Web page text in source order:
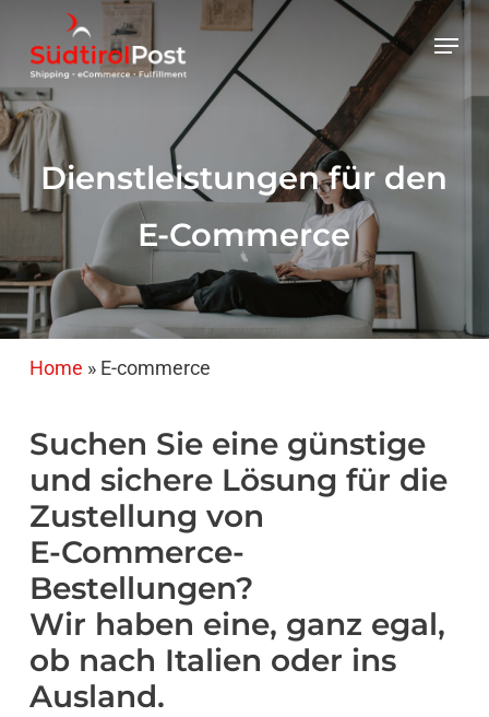
main
content
Menu
Dienstleistungen für den
E-Commerce
Home » E-commerce
Suchen Sie eine günstige
und sichere Lösung für die
Zustellung von
E-Commerce-
Bestellungen?
Wir haben eine, ganz egal,
ob nach Italien oder ins
Ausland.